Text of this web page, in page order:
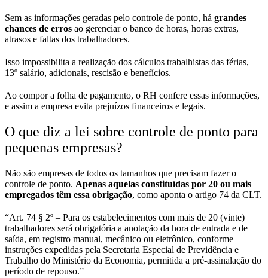
Sem as informações geradas pelo controle de ponto, há grandes
chances de erros ao gerenciar o banco de horas, horas extras,
atrasos e faltas dos trabalhadores.
Isso impossibilita a realização dos cálculos trabalhistas das férias,
13º salário, adicionais, rescisão e benefícios.
Ao compor a folha de pagamento, o RH confere essas informações,
e assim a empresa evita prejuízos financeiros e legais.
O que diz a lei sobre controle de ponto para
pequenas empresas?
Não são empresas de todos os tamanhos que precisam fazer o
controle de ponto. Apenas aquelas constituídas por 20 ou mais
empregados têm essa obrigação, como aponta o artigo 74 da CLT.
“Art. 74 § 2º – Para os estabelecimentos com mais de 20 (vinte)
trabalhadores será obrigatória a anotação da hora de entrada e de
saída, em registro manual, mecânico ou eletrônico, conforme
instruções expedidas pela Secretaria Especial de Previdência e
Trabalho do Ministério da Economia, permitida a pré-assinalação do
período de repouso.”